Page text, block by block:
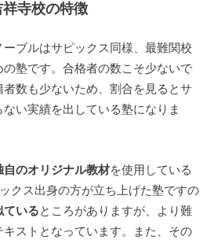
祥寺校の特徴
ブルはサピックス同様、最難関校
塾です。合格者の数こそ少ないで
数も少ないため、割合を見るとサ
い実績を出している塾になりま
自のオリジナル教材を使用している
クス出身の方が立ち上げた塾ですの
ている ところがありますが、より難
ストとなっています。また、その